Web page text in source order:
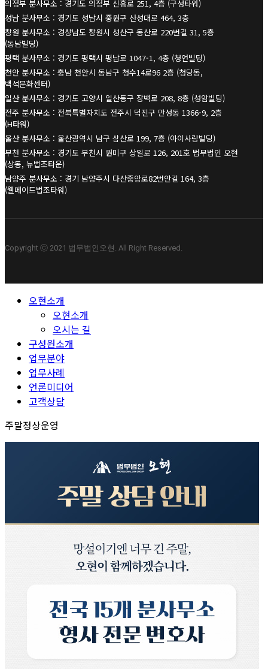
의정부 분사무소 : 경기도 의정부 신흥로 251, 4층 (구성타워)
성남 분사무소 : 경기도 성남시 중원구 산성대로 464, 3층
창원 분사무소 : 경상남도 창원시 성산구 동산로 220번길 31, 5층
(동남빌딩)
평택 분사무소 : 경기도 평택시 평남로 1047-1, 4층 (청언빌딩)
천안 분사무소 : 충남 천안시 동남구 청수14로96 2층 (청당동,
백석문화센터)
일산 분사무소 : 경기도 고양시 일산동구 장백로 208, 8층 (성암빌딩)
전주 분사무소 : 전북특별자치도 전주시 덕진구 만성동 1366-9, 2층
(H타워)
울산 분사무소 : 울산광역시 남구 삼산로 199, 7층 (아이사랑빌딩)
부천 분사무소 : 경기도 부천시 원미구 상일로 126, 201호 법무법인 오현
(상동, 뉴법조타운)
남양주 분사무소 : 경기 남양주시 다산중앙로82번안길 164, 3층
(웰메이드법조타워)
Copyright ⓒ 2021 법무법인오현. All Right Reserved.
Close 오현소개
오현소개
오시는 길
구성원소개
업무분야
업무사례
언론미디어
고객상담
주말정상운영